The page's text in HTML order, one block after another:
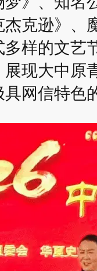
克逊》、
样的文艺
现大中原
网信特色